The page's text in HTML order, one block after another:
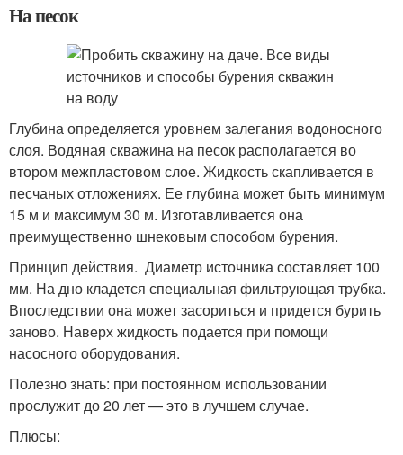
На песок
Глубина определяется уровнем залегания водоносного
слоя. Водяная скважина на песок располагается во
втором межпластовом слое. Жидкость скапливается в
песчаных отложениях. Ее глубина может быть минимум
15 м и максимум 30 м. Изготавливается она
преимущественно шнековым способом бурения.
Принцип действия. Диаметр источника составляет 100
мм. На дно кладется специальная фильтрующая трубка.
Впоследствии она может засориться и придется бурить
заново. Наверх жидкость подается при помощи
насосного оборудования.
Полезно знать: при постоянном использовании
прослужит до 20 лет — это в лучшем случае.
Плюсы: